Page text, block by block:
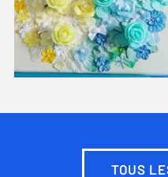
TOUS